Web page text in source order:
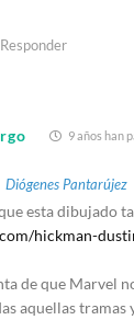
Responder
9 años han
Diógenes Pantarújez
esta dibujado
hickman-
de que Marvel
aquellas tramas